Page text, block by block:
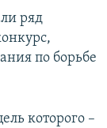
ряд
по борьбе
которого –